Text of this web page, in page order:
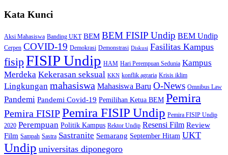
Kata Kunci
Aksi Mahasiswa Banding UKT BEM BEM FISIP Undip BEM Undip
Cerpen COVID-19 Demokrasi Demonstrasi Diskusi Fasilitas Kampus
fisipFISIP Undip HAM Hari Perempuan Sedunia Kampus
Merdeka Kekerasan seksual KKN konflik agraria Krisis iklim
Lingkungan mahasiswa Mahasiswa Baru O-News Omnibus Law
Pandemi Pandemi Covid-19 Pemilihan Ketua BEM Pemira
Pemira FISIPPemira FISIP Undip Pemira FISIP Undip
2020 Perempuan Politik Kampus Rektor Undip Resensi Film Review
Film Sampah Sastra Sastranite Semarang September Hitam UKT
Undip universitas diponegoro